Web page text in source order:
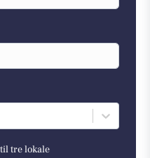
tre lokale